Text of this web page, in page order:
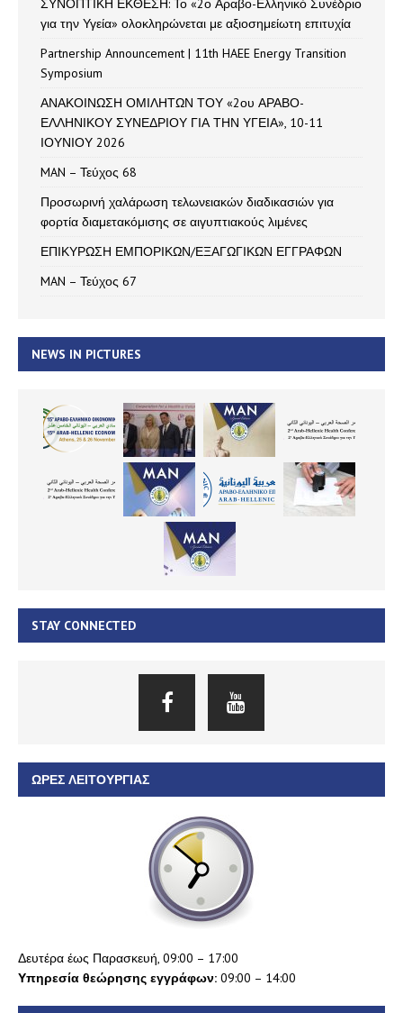
ΣΥΝΟΠΤΙΚΗ ΕΚΘΕΣΗ: Το «2ο Αραβο-Ελληνικό Συνέδριο
για την Υγεία» ολοκληρώνεται με αξιοσημείωτη επιτυχία
Partnership Announcement | 11th HAEE Energy Transition
Symposium
ΑΝΑΚΟΙΝΩΣΗ ΟΜΙΛΗΤΩΝ ΤΟΥ «2ου ΑΡΑΒΟ-
ΕΛΛΗΝΙΚΟΥ ΣΥΝΕΔΡΙΟΥ ΓΙΑ ΤΗΝ ΥΓΕΙΑ», 10-11
ΙΟΥΝΙΟΥ 2026
MAN – Τεύχος 68
Προσωρινή χαλάρωση τελωνειακών διαδικασιών για
φορτία διαμετακόμισης σε αιγυπτιακούς λιμένες
ΕΠΙΚΥΡΩΣΗ ΕΜΠΟΡΙΚΩΝ/ΕΞΑΓΩΓΙΚΩΝ ΕΓΓΡΑΦΩΝ
MAN – Τεύχος 67
NEWS IN PICTURES
STAY CONNECTED
ΏΡΕΣ ΛΕΙΤΟΥΡΓΊΑΣ
Δευτέρα έως Παρασκευή, 09:00 – 17:00
Υπηρεσία θεώρησης εγγράφων: 09:00 – 14:00